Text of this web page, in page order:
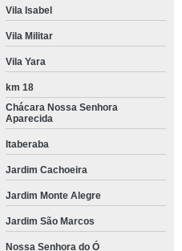
Vila Isabel
Vila Militar
Vila Yara
km 18
Chácara Nossa Senhora
Aparecida
Itaberaba
Jardim Cachoeira
Jardim Monte Alegre
Jardim São Marcos
Nossa Senhora do Ó